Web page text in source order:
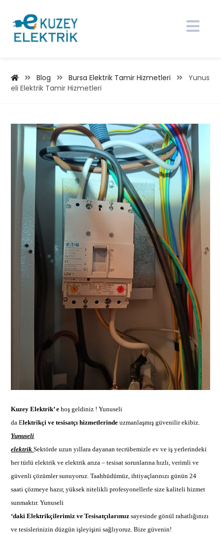
Blog Bursa Elektrik Tamir Hizmetleri
Yunus
eli Elektrik Tamir Hizmetleri
Kuzey Elektrik’ ehoş geldiniz !Yunuseli
da Elektrikçi ve tesisatçı hizmetlerindeuzmanlaşmış güvenilir ekibiz.
Yunuseli
elektrikSektörde uzun yıllara dayanan tecrübemizle ev ve iş yerlerindeki
her türlü elektrik veelektrik arıza – tesisat sorunlarına hızlı, verimli ve
güvenli çözümler sunuyoruz. Taahhüdümüz, ihtiyaçlarınızı günün 24
saati çözmeye hazır, yüksek nitelikli profesyonellerle size kaliteli hizmet
sunmaktır.Yunuseli
‘daki Elektrikçilerimiz ve Tesisatçılarımızsayesinde gönül rahatlığınızı
ve tesislerinizin düzgün işleyişini sağlıyoruz. Bize güvenin!